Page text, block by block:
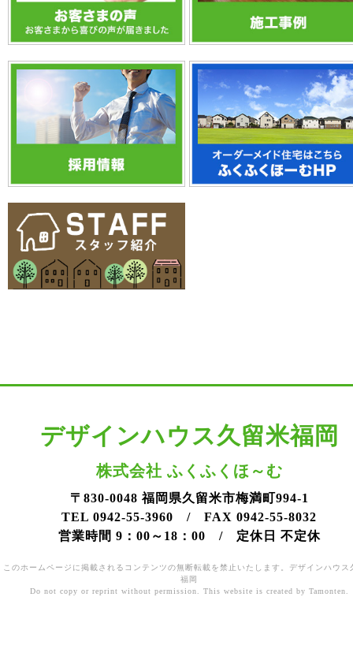
デザインハウス久留米福岡
株式会社 ふくふくほ～む
〒830-0048 福岡県久留米市梅満町994-1
TEL 0942-55-3960 / FAX 0942-55-8032
営業時間 9：00～18：00 / 定休日 不定休
このホームページに掲載されるコンテンツの無断転載を禁止いたします。デザインハウス
福岡
Do not copy or reprint without permission. This website is created by Tamonten.